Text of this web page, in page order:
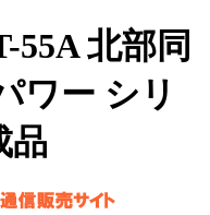
55A 北部同
ワー シリ
品